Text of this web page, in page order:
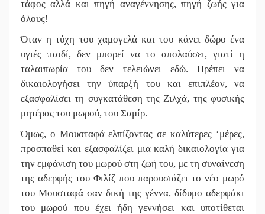
τάφος αλλά και πηγή αναγέννησης, πηγή ζωής για
όλους!
Όταν η τύχη του χαμογελά και του κάνει δώρο ένα
υγιές παιδί, δεν μπορεί να το απολαύσει, γιατί η
ταλαιπωρία του δεν τελειώνει εδώ. Πρέπει να
δικαιολογήσει την ύπαρξή του και επιπλέον, να
εξασφαλίσει τη συγκατάθεση της Ζιλχά, της φυσικής
μητέρας του μωρού, του Σαμίρ.
Όμως, ο Μουσταφά ελπίζοντας σε καλύτερες ‘μέρες,
προσπαθεί και εξασφαλίζει μια καλή δικαιολογία για
την εμφάνιση του μωρού στη ζωή του, με τη συναίνεση
της αδερφής του Φιλίζ που παρουσιάζει το νέο μωρό
του Μουσταφά σαν δική της γέννα, δίδυμο αδερφάκι
του μωρού που έχει ήδη γεννήσει και υποτίθεται